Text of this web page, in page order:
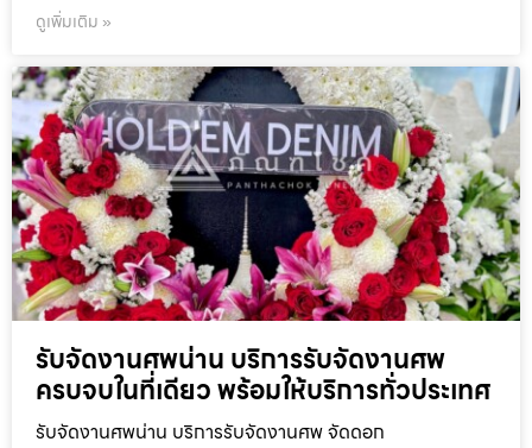
ดูเพิ่มเติม »
รับจัดงานศพน่าน บริการรับจัดงานศพ
ครบจบในที่เดียว พร้อมให้บริการทั่วประเทศ
รับจัดงานศพน่าน บริการรับจัดงานศพ จัดดอก